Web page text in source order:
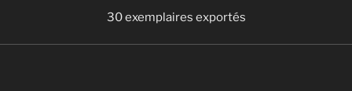
30 exemplaires exportés